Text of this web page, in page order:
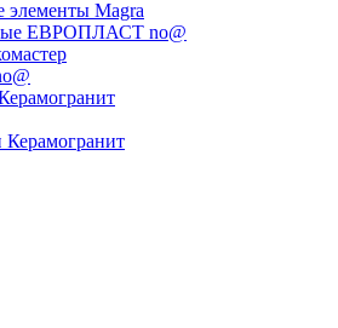
элементы Magra
ЕВРОПЛАСТ no@
Керамогранит